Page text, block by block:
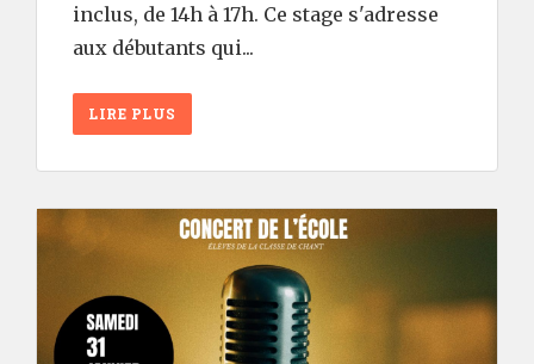
inclus, de 14h à 17h. Ce stage s'adresse
aux débutants qui...
LIRE PLUS